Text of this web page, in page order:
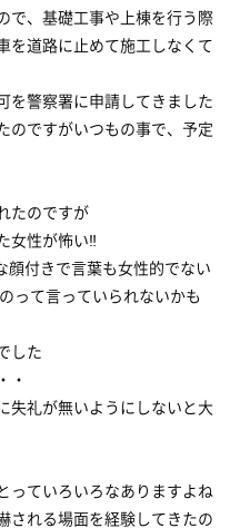
で、基礎工事や上棟を行う際
を道路に止めて施工しなくて
を警察署に申請してきました
のですがいつもの事で、予定
たのですが
女性が怖い‼
顔付きで言葉も女性的でない
って言っていられないかも
した
・
失礼が無いようにしないと大
っていろいろなありますよね
される場面を経験してきたの